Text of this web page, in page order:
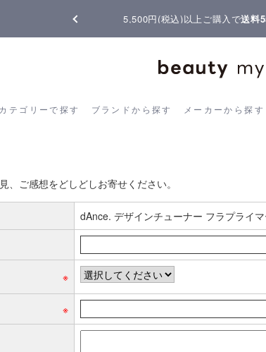
5,500円(税込)以上ご購入で送料
カテゴリーで探す ブランドから探す メーカーから探す
カテゴリーから探す ブランドから探す メーカーから
、ご感想をどしどしお寄せください。
dAnce. デザインチューナー フラプライ
※
※